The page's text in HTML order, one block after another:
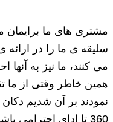
مشتری های ما برایمان
سلیقه ی ما را در ارائه
می کنند، ما نیز به
همین خاطر وقتی از ما
نمودند بر آن شدیم دکان
360 تا ادای احترامی